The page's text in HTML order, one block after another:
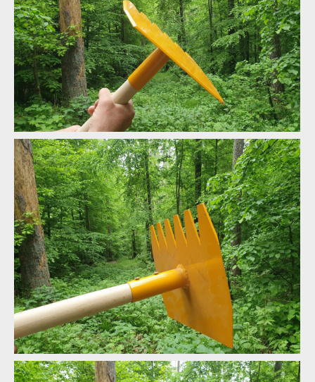
Test: Devonic tools Tatra - McLeod Fire Tool po slovensku
Test: Devonic tools Tatra - McLeod Fire Tool po slovensku
Test: Devonic tools Tatra - McLeod Fire Tool po slovensku
Test: Devonic tools Tatra - McLeod Fire Tool po slovensku
Test: Devonic tools Tatra - McLeod Fire Tool po slovensku